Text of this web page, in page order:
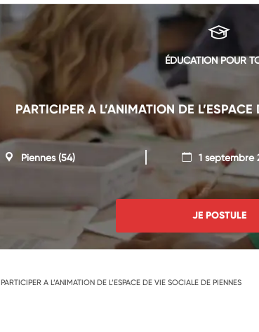
ÉDUCATION POUR
PARTICIPER A L’ANIMATION DE
Piennes(54) 1 septembre
JE POSTULE
PARTICIPER A L’ANIMATION DE L’ESPACE DE VIE SOCIALE DE PIENNES